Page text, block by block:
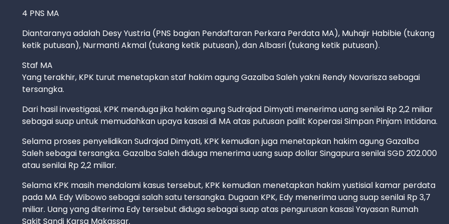
4 PNS MA
Diantaranya adalah Desy Yustria (PNS bagian Pendaftaran Perkara Perdata MA), Muhajir Habibie (tukang
ketik putusan), Nurmanti Akmal (tukang ketik putusan), dan Albasri (tukang ketik putusan).
Staf MA
Yang terakhir, KPK turut menetapkan staf hakim agung Gazalba Saleh yakni Rendy Novarisza sebagai
tersangka.
Dari hasil investigasi, KPK menduga jika hakim agung Sudrajad Dimyati menerima uang senilai Rp 2,2 miliar
sebagai suap untuk memudahkan upaya kasasi di MA atas putusan pailit Koperasi Simpan Pinjam Intidana.
Selama proses penyelidikan Sudrajad Dimyati, KPK kemudian juga menetapkan hakim agung Gazalba
Saleh sebagai tersangka. Gazalba Saleh diduga menerima uang suap dollar Singapura senilai SGD 202.000
atau senilai Rp 2,2 miliar.
Selama KPK masih mendalami kasus tersebut, KPK kemudian menetapkan hakim yustisial kamar perdata
pada MA Edy Wibowo sebagai salah satu tersangka. Dugaan KPK, Edy menerima uang suap senilai Rp 3,7
miliar. Uang yang diterima Edy tersebut diduga sebagai suap atas pengurusan kasasi Yayasan Rumah
Sakit Sandi Karsa Makassar.